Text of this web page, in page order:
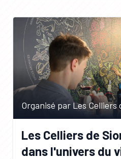
Organisé par Les Celliers
Les Celliers de
dans l'univers du